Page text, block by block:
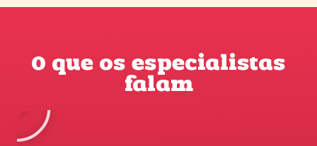
O que os especialistas
falam